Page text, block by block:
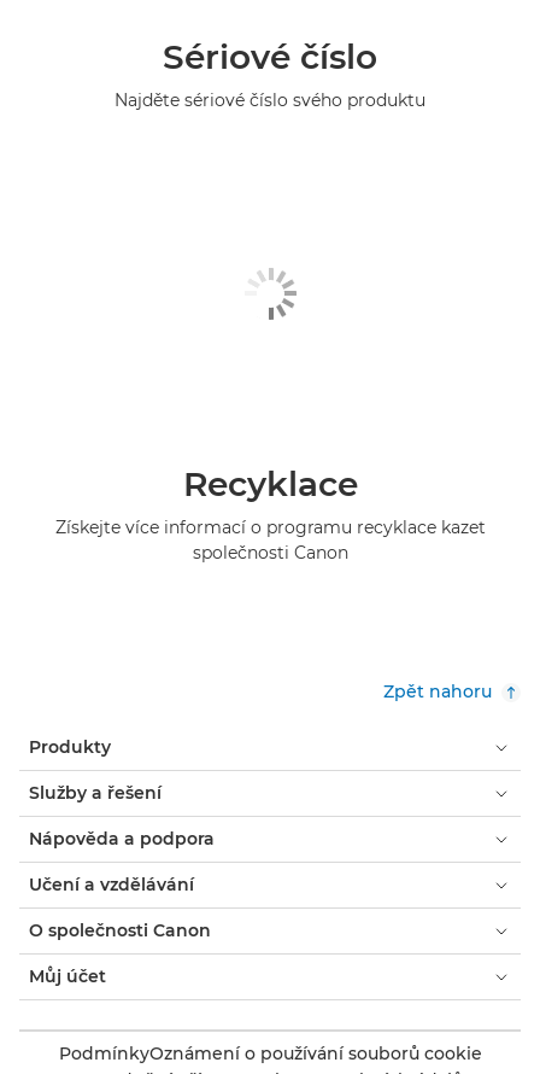
Sériové číslo
Najděte sériové číslo svého produktu
Recyklace
Získejte více informací o programu recyklace kazet
společnosti Canon
Zpět nahoru
Produkty
Služby a řešení
Nápověda a podpora
Učení a vzdělávání
O společnosti Canon
Můj účet
PodmínkyOznámení o používání souborů cookie